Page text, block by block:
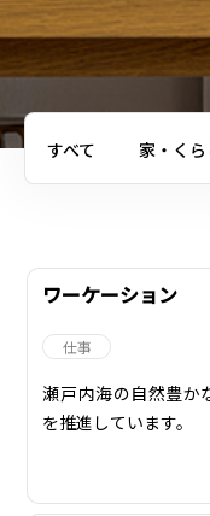
すべて 家・くら
ワーケーション
仕事
瀬戸内海の自然豊か
を推進しています。